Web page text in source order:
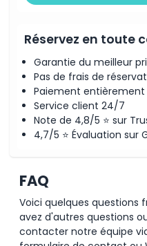
Politique d'annulation
Réservez en toute
Garantie du meilleur
Pas de frais de
Paiement
Service client 24/7
Note de 4,8/5 ⭐ sur
4,7/5 ⭐ Évaluation sur
FAQ
Voici quelques questions
avez d'autres questions
contacter notre équipe